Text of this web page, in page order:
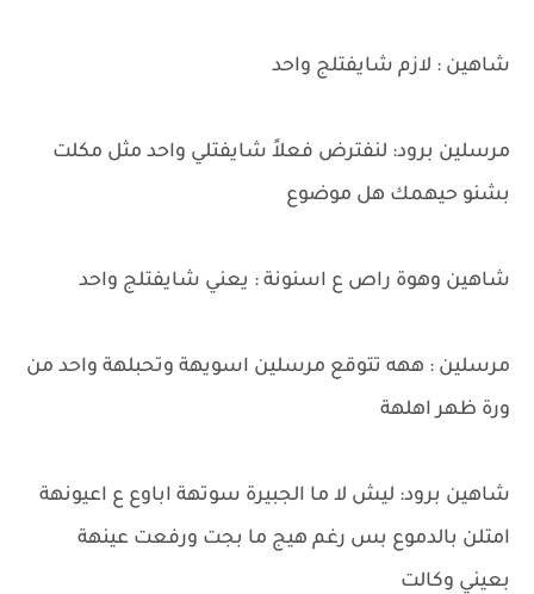
شاهين : لازم شايفتلج واحد
مرسلين برود: لنفترض فعلاً شايفتلي واحد مثل مكلت
بشنو حيهمك هل موضوع
شاهين وهوة راص ع اسنونة : يعني شايفتلج واحد
مرسلين : ههه تتوقع مرسلين اسويهة وتحبلهة واحد من
ورة ظهر اهلهة
شاهين برود: ليش لا ما الجبيرة سوتهة اباوع ع اعيونهة
امتلن بالدموع بس رغم هيج ما بجت ورفعت عينهة
بعيني وكالت